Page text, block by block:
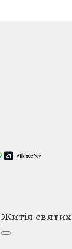
Житія святих